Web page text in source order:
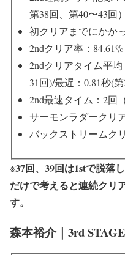
第38回、第40〜43回）
初クリアまでにかか
2ndクリア率：84.61%
2ndクリアタイム平
31回)/最遅：0.81秒(第
2nd最速タイム：2回
サーモンラダークリ
バックストリームク
※37回、39回は1stで脱落
だけで考えると連続クリ
す。
森本裕介｜3rd